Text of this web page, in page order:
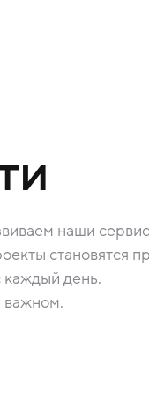
наши
становятся
каждый день.
важном.